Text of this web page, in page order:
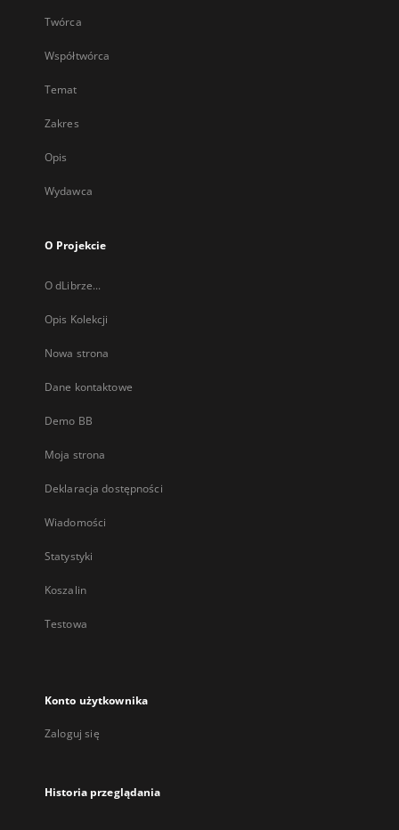
Twórca
Współtwórca
Temat
Zakres
Opis
Wydawca
O Projekcie
O dLibrze...
Opis Kolekcji
Nowa strona
Dane kontaktowe
Demo BB
Moja strona
Deklaracja dostępności
Wiadomości
Statystyki
Koszalin
Testowa
Konto użytkownika
Zaloguj się
Historia przeglądania